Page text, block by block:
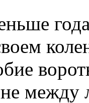
между